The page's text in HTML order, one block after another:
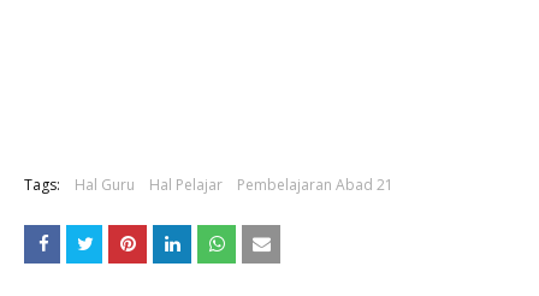
Tags: Hal Guru Hal Pelajar Pembelajaran Abad 21